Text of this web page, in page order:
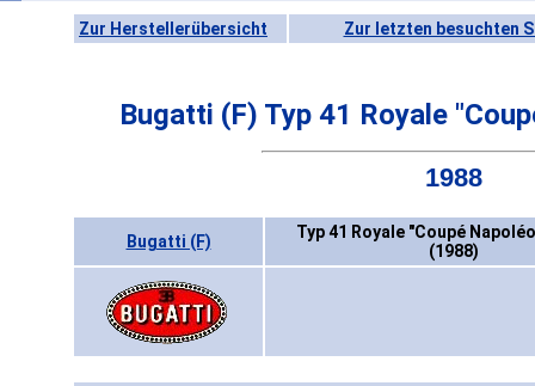
Zur Herstellerübersicht Zur letzten besuchten
Bugatti (F) Typ 41 Royale
1988
Bugatti (F)
Typ 41 Royale "Coupé
(1988)